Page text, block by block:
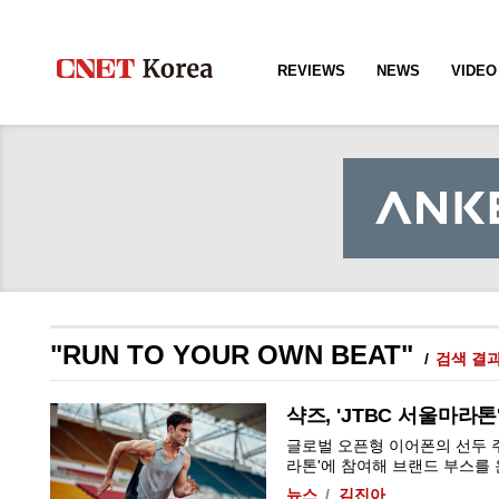
REVIEWS NEWS VIDEO
"RUN TO YOUR OWN BEAT" 검색 결
샥즈, 'JTBC 서울마라
글로벌 오픈형 이어폰의 선두
라톤'에 참여해 브랜드 부스
뉴스
김진아